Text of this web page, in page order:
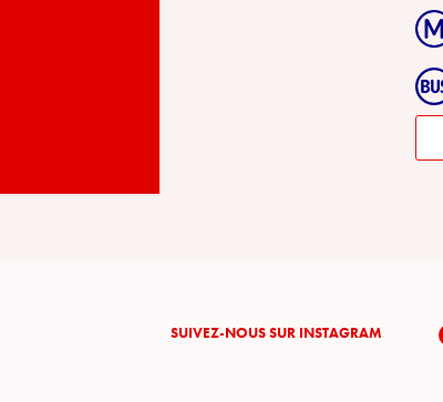
SUIVEZ-NOUS SUR INSTAGRAM